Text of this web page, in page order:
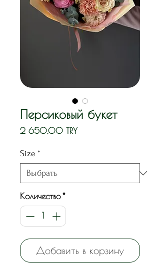
Персиковый букет
2 650,00 TRYЦена
Size *
Количество *
Добавить в корзину